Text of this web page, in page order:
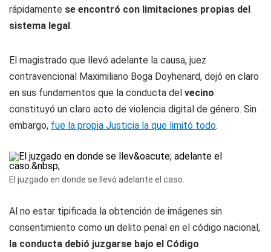
rápidamente se encontró con limitaciones propias del
sistema legal.
El magistrado que llevó adelante la causa, juez
contravencional Maximiliano Boga Doyhenard, dejó en claro
en sus fundamentos que la conducta del vecino
constituyó un claro acto de violencia digital de género. Sin
embargo, fue la propia Justicia la que limitó todo.
El juzgado en donde se llevó adelante el caso.
Al no estar tipificada la obtención de imágenes sin
consentimiento como un delito penal en el código nacional,
la conducta debió juzgarse bajo el Código